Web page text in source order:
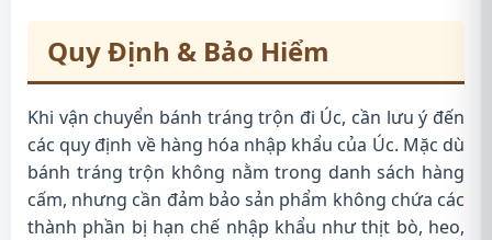
Quy Định & Bảo Hiểm
Khi vận chuyển bánh tráng trộn đi Úc, cần lưu ý đến
các quy định về hàng hóa nhập khẩu của Úc. Mặc dù
bánh tráng trộn không nằm trong danh sách hàng
cấm, nhưng cần đảm bảo sản phẩm không chứa các
thành phần bị hạn chế nhập khẩu như thịt bò, heo,